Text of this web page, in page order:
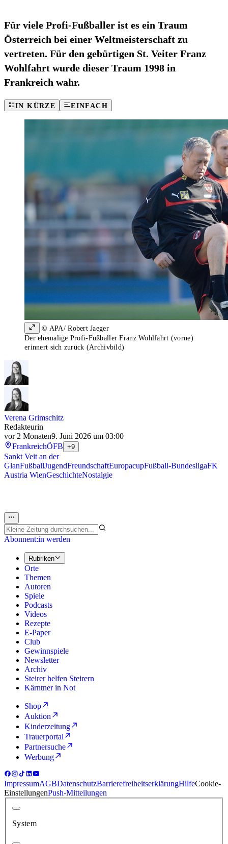
Für viele Profi-Fußballer ist es ein Traum
Österreich bei einer Weltmeisterschaft zu
vertreten. Für den gebürtigen St. Veiter Franz
Wohlfahrt wurde dieser Traum 1998 in
Frankreich wahr.
IN KÜRZE EINFACH
© APA/ Robert Jaeger
Der ehemalige Profi-Fußballer Franz Wohlfahrt (vorne)
erinnert sich zurück (Archivbild)
Verena Grimschitz
Redakteurin
vor 2 Monaten9. Juni 2026 um 03:00
FrankreichÖFB +9
Sankt Veit an der
GlanFußballJugendFreundschaftEuropacupFußball-BundesligaFK
Austria WienGeschichteNostalgie
Abonnent:in werden
Rubriken
Orte
Themen
Autoren
Spiele
Podcasts
Videos
Rezepte
E-Paper
Club
Gewinnspiele
Newsletter
Archiv
Steirer helfen Steirern
Kärntner in Not
Shop
Auktion
Kinderzeitung
Trauerportal
Partnersuche
Werbung
ImpressumAGBDatenschutzBarrierefreiheitserklärungHilfeCookie-
EinstellungenPush-Mitteilungen
System